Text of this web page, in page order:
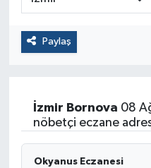
Paylaş
İzmir Bornova 08
nöbetçi eczane
Okyanus Eczanesi